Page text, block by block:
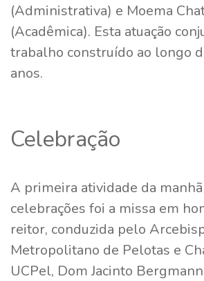
(Administrativa) e Moema
(Acadêmica). Esta atuação
trabalho construído ao longo
anos.
Celebração
A primeira atividade da
celebrações foi a missa em
reitor, conduzida pelo
Metropolitano de Pelotas e
UCPel, Dom Jacinto